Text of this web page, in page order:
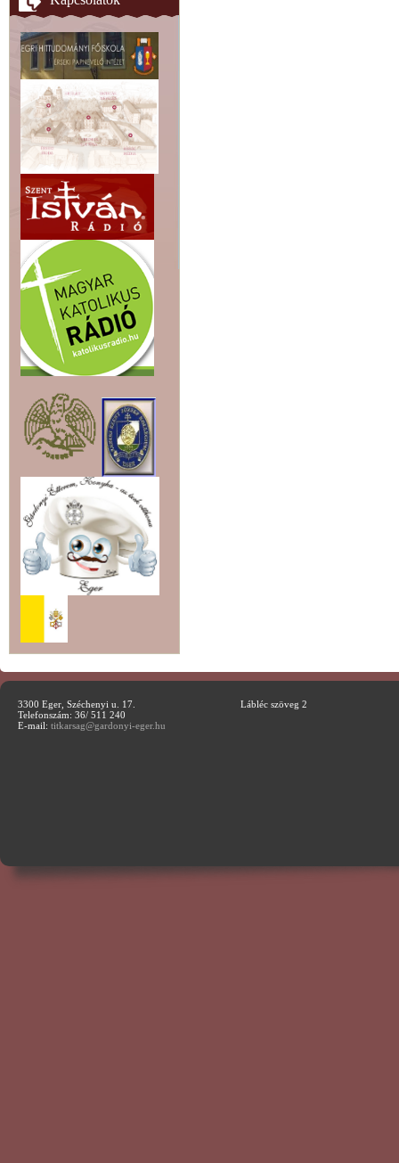
3300 Eger, Széchenyi u. 17.
Telefonszám: 36/ 511 240
E-mail: titkarsag@gardonyi-eger.hu
Lábléc szöveg 2